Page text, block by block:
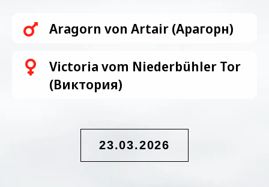
Aragorn von Artair (Арагорн)
Victoria vom Niederbühler Tor
(Виктория)
23.03.2026